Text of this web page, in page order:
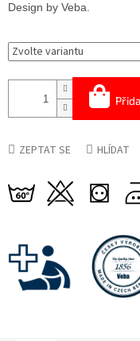
Design by Veba.
ZEPTAT SE HLÍDAT